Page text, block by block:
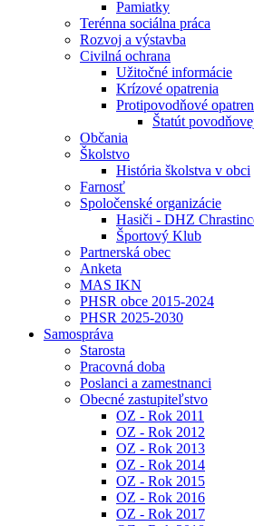
Pamiatky
Terénna sociálna práca
Rozvoj a výstavba
Civilná ochrana
Užitočné informácie
Krízové opatrenia
Protipovodňové
Štatút
Občania
Školstvo
História školstva v obci
Farnosť
Spoločenské organizácie
Hasiči - DHZ
Športový Klub
Partnerská obec
Anketa
MAS IKN
PHSR obce 2015-2024
PHSR 2025-2030
Samospráva
Starosta
Pracovná doba
Poslanci a zamestnanci
Obecné zastupiteľstvo
OZ - Rok 2011
OZ - Rok 2012
OZ - Rok 2013
OZ - Rok 2014
OZ - Rok 2015
OZ - Rok 2016
OZ - Rok 2017